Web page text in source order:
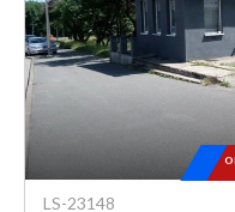
LS-23148